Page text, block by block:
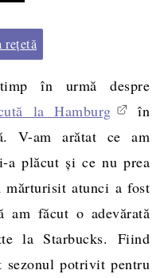
rețetă
în urmă despre
la Hamburg
în
V-am arătat ce am
a plăcut și ce nu prea
atunci a fost
am făcut o adevărată
la Starbucks. Fiind
sezonul potrivit pentru